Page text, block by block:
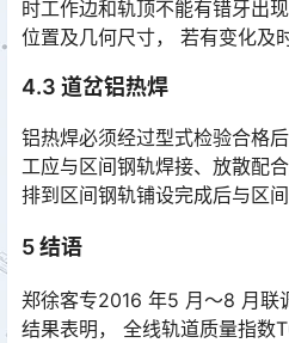
时工作边和轨顶不能有错牙出
位置及几何尺寸， 若有变化及
4.3 道岔铝热焊
铝热焊必须经过型式检验合格
工应与区间钢轨焊接、放散配
排到区间钢轨铺设完成后与区
5 结语
郑徐客专2016 年5 月～8 月联
结果表明， 全线轨道质量指数